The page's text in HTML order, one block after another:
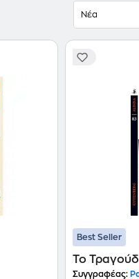
Νέα
Best Seller
Το
Συγγραφέας: